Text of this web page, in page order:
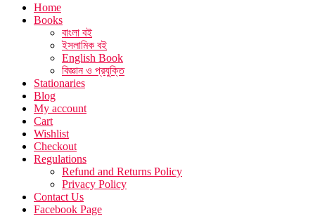
Home
Books
বাংলা বই
ইসলামিক বই
English Book
বিজ্ঞান ও প্রযুক্তি
Stationaries
Blog
My account
Cart
Wishlist
Checkout
Regulations
Refund and Returns Policy
Privacy Policy
Contact Us
Facebook Page